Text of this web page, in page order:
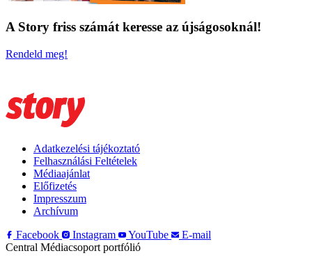
A Story friss számát keresse az újságosoknál!
Rendeld meg!
Adatkezelési tájékoztató
Felhasználási Feltételek
Médiaajánlat
Előfizetés
Impresszum
Archívum
Facebook
Instagram YouTube
E-mail
Central Médiacsoport portfólió